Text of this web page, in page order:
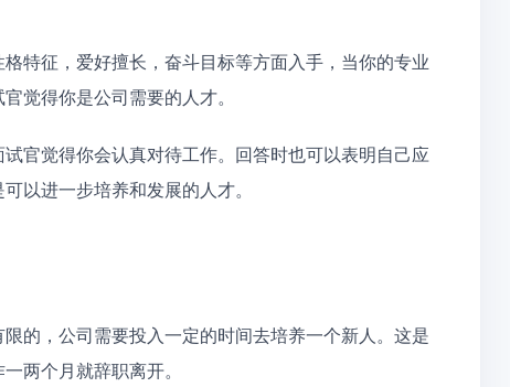
特征，爱好擅长，奋斗目标等方面入手，当你的专业
觉得你是公司需要的人才。
官觉得你会认真对待工作。回答时也可以表明自己应
以进一步培养和发展的人才。
的，公司需要投入一定的时间去培养一个新人。这是
两个月就辞职离开。